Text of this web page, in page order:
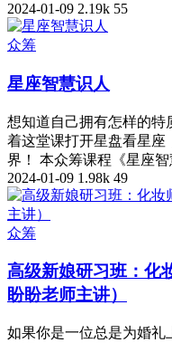
2024-01-09 2.19k 55
众筹
星座智慧识人
想知道自己拥有怎样的特
着这堂课打开星盘看星座
界！ 本众筹课程《星座
2024-01-09 1.98k 49
众筹
高级新娘研习班：化
盼盼老师主讲）
如果你是一位总是为婚礼